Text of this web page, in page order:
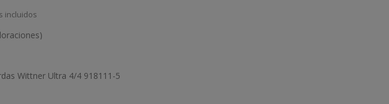
incluidos
Wittner Ultra 4/4 918111-5